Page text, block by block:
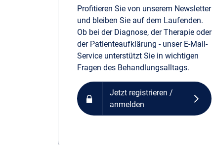
Profitieren Sie von unserem Newsletter
und bleiben Sie auf dem Laufenden.
Ob bei der Diagnose, der Therapie oder
der Patienteaufklärung - unser E-Mail-
Service unterstützt Sie in wichtigen
Fragen des Behandlungsalltags.
Jetzt registrieren /
anmelden